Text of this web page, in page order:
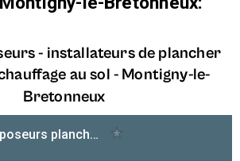
- installateurs de plancher
au sol - Montigny-le-
Bretonneux